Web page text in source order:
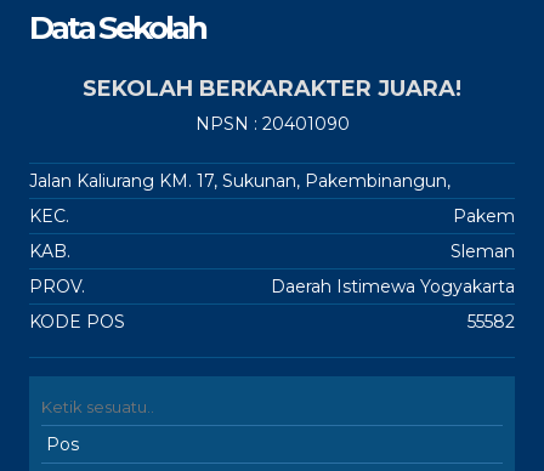
Data Sekolah
SEKOLAH BERKARAKTER JUARA!
NPSN : 20401090
Jalan Kaliurang KM. 17, Sukunan, Pakembinangun,
KEC.
Pakem
KAB.
Sleman
PROV.
Daerah Istimewa Yogyakarta
KODE POS
55582